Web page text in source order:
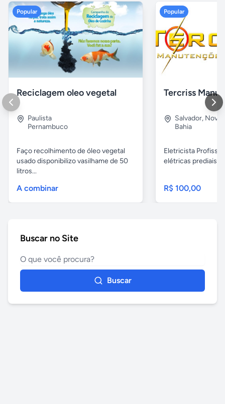
Popular
Reciclagem oleo vegetal
Paulista
Pernambuco
Faço recolhimento de óleo vegetal
usado disponibilizo vasilhame de 50
litros...
A combinar
Popular
Salvador, Nova
Bahia
Eletricista
elétricas prediais e
R$ 100,00
Buscar no Site
Buscar